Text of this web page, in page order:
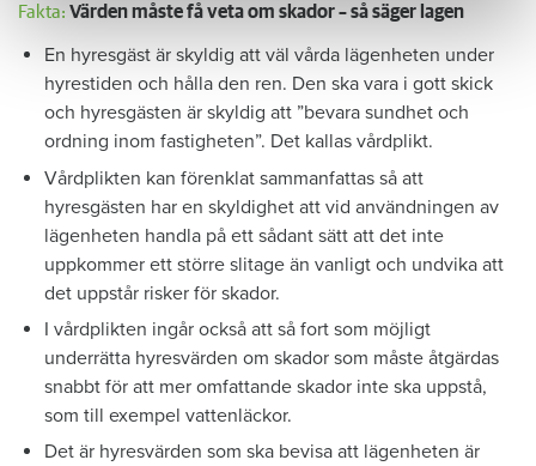
Fakta: Värden måste få veta om skador – så säger lagen
En hyresgäst är skyldig att väl vårda lägenheten under
hyrestiden och hålla den ren. Den ska vara i gott skick
och hyresgästen är skyldig att ”bevara sundhet och
ordning inom fastigheten”. Det kallas vårdplikt.
Vårdplikten kan förenklat sammanfattas så att
hyresgästen har en skyldighet att vid användningen av
lägenheten handla på ett sådant sätt att det inte
uppkommer ett större slitage än vanligt och undvika att
det uppstår risker för skador.
I vårdplikten ingår också att så fort som möjligt
underrätta hyresvärden om skador som måste åtgärdas
snabbt för att mer omfattande skador inte ska uppstå,
som till exempel vattenläckor.
Det är hyresvärden som ska bevisa att lägenheten är